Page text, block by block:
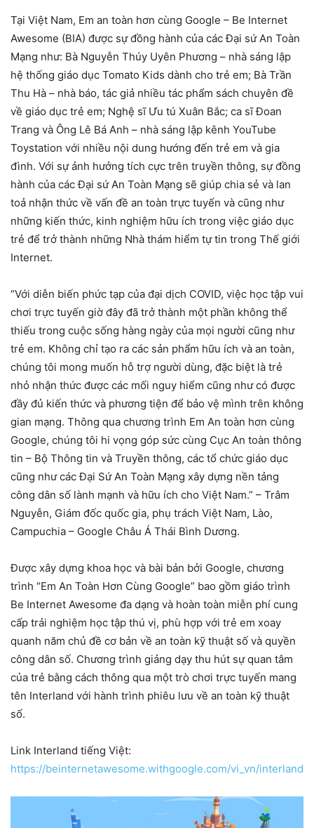
Tại Việt Nam, Em an toàn hơn cùng Google – Be Internet
Awesome (BIA) được sự đồng hành của các Đại sứ An Toàn
Mạng như: Bà Nguyễn Thúy Uyên Phương – nhà sáng lập
hệ thống giáo dục Tomato Kids dành cho trẻ em; Bà Trần
Thu Hà – nhà báo, tác giả nhiều tác phẩm sách chuyên đề
về giáo dục trẻ em; Nghệ sĩ Ưu tú Xuân Bắc; ca sĩ Đoan
Trang và Ông Lê Bá Anh – nhà sáng lập kênh YouTube
Toystation với nhiều nội dung hướng đến trẻ em và gia
đình. Với sự ảnh hưởng tích cực trên truyền thông, sự đồng
hành của các Đại sứ An Toàn Mạng sẽ giúp chia sẻ và lan
toả nhận thức về vấn đề an toàn trực tuyến và cũng như
những kiến thức, kinh nghiệm hữu ích trong việc giáo dục
trẻ để trở thành những Nhà thám hiểm tự tin trong Thế giới
Internet.
“Với diễn biến phức tạp của đại dịch COVID, việc học tập vui
chơi trực tuyến giờ đây đã trở thành một phần không thể
thiếu trong cuộc sống hàng ngày của mọi người cũng như
trẻ em. Không chỉ tạo ra các sản phẩm hữu ích và an toàn,
chúng tôi mong muốn hỗ trợ người dùng, đặc biệt là trẻ
nhỏ nhận thức được các mối nguy hiểm cũng như có được
đầy đủ kiến thức và phương tiện để bảo vệ mình trên không
gian mạng. Thông qua chương trình Em An toàn hơn cùng
Google, chúng tôi hi vọng góp sức cùng Cục An toàn thông
tin – Bộ Thông tin và Truyền thông, các tổ chức giáo dục
cũng như các Đại Sứ An Toàn Mạng xây dựng nền tảng
công dân số lành mạnh và hữu ích cho Việt Nam.” – Trâm
Nguyễn, Giám đốc quốc gia, phụ trách Việt Nam, Lào,
Campuchia – Google Châu Á Thái Bình Dương.
Được xây dựng khoa học và bài bản bởi Google, chương
trình “Em An Toàn Hơn Cùng Google” bao gồm giáo trình
Be Internet Awesome đa dạng và hoàn toàn miễn phí cung
cấp trải nghiệm học tập thú vị, phù hợp với trẻ em xoay
quanh năm chủ đề cơ bản về an toàn kỹ thuật số và quyền
công dân số. Chương trình giảng dạy thu hút sự quan tâm
của trẻ bằng cách thông qua một trò chơi trực tuyến mang
tên Interland với hành trình phiêu lưu về an toàn kỹ thuật
số.
Link Interland tiếng Việt:
https://beinternetawesome.withgoogle.com/vi_vn/interland